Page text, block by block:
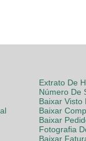
Extrato De
Número De
Baixar Visto
Baixar
Baixar
Fotografia
Baixar